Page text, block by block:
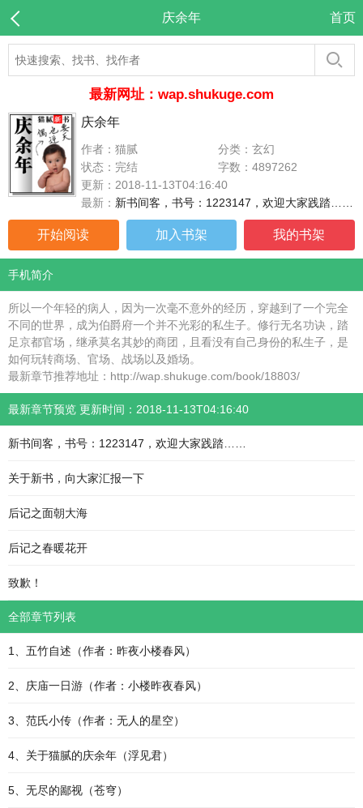
庆余年 首页
最新网址：wap.shukuge.com
庆余年
作者：猫腻
分类：玄幻
状态：完结
字数：4897262
更新：2018-11-13T04:16:40
最新： 新书间客，书号：1223147，欢迎大家践踏……
开始阅读 加入书架 我的书架
手机简介
所以一个年轻的病人，因为一次毫不意外的经历，穿越到了一个完全
不同的世界，成为伯爵府一个并不光彩的私生子。修行无名功诀，踏
足京都官场，继承莫名其妙的商团，且看没有自己身份的私生子，是
如何玩转商场、官场、战场以及婚场。
最新章节推荐地址：http://wap.shukuge.com/book/18803/
最新章节预览 更新时间：2018-11-13T04:16:40
新书间客，书号：1223147，欢迎大家践踏……
关于新书，向大家汇报一下
后记之面朝大海
后记之春暖花开
致歉！
全部章节列表
1、五竹自述（作者：昨夜小楼春风）
2、庆庙一日游（作者：小楼昨夜春风）
3、范氏小传（作者：无人的星空）
4、关于猫腻的庆余年（浮见君）
5、无尽的鄙视（苍穹）